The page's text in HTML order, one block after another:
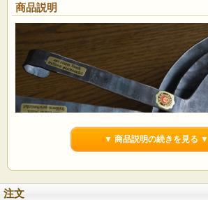
商品説明
▼ 商品説明の続きを見る ▼
注文